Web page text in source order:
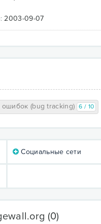
2003-09-07
(bug tracking) 6 / 10
Социальные сети
(0)